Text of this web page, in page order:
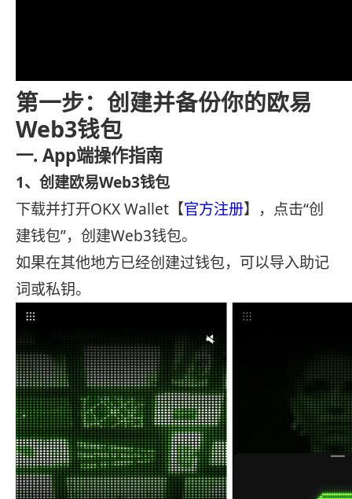
第一步：创建并备份你的欧易
Web3钱包
一. App端操作指南
1、创建欧易Web3钱包
下载并打开OKX Wallet【官方注册】，点击“创
建钱包”，创建Web3钱包。
如果在其他地方已经创建过钱包，可以导入助记
词或私钥。